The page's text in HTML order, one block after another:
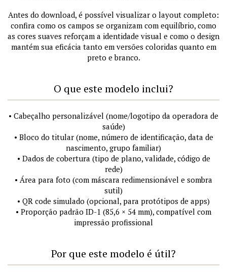
Antes do download, é possível visualizar o layout completo:
confira como os campos se organizam com equilíbrio, como
as cores suaves reforçam a identidade visual e como o design
mantém sua eficácia tanto em versões coloridas quanto em
preto e branco.
O que este modelo inclui?
• Cabeçalho personalizável (nome/logotipo da operadora de
saúde)
• Bloco do titular (nome, número de identificação, data de
nascimento, grupo familiar)
• Dados de cobertura (tipo de plano, validade, código de
rede)
• Área para foto (com máscara redimensionável e sombra
sutil)
• QR code simulado (opcional, para protótipos de apps)
• Proporção padrão ID-1 (85,6 × 54 mm), compatível com
impressão profissional
Por que este modelo é útil?